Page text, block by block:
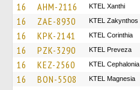
16 AHM-2116 KTEL Xanthi
16 ZAE-8930 KTEL Zakynthos
16 KPK-2141 KTEL Corinthia
16 PZK-3290 KTEL Preveza
16 KEZ-2560 KTEL Cephalonia
16 BON-5508 ΚΤΕL Magnesia